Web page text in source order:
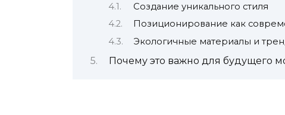
Создание уникального стиля
Позиционирование как
Экологичные материалы и
Почему это важно для будущего